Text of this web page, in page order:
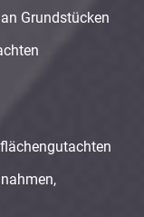
Grundstücken